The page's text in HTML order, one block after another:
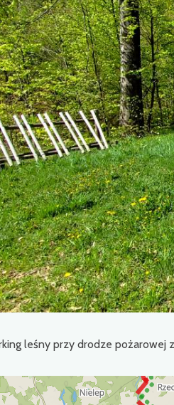
leśny przy drodze pożarowej